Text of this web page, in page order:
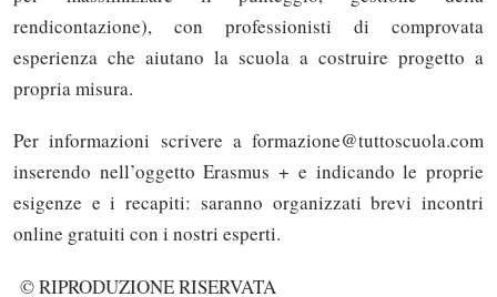
rendicontazione), con professionisti di comprovata
esperienza che aiutano la scuola a costruire progetto a
propria misura.
Per informazioni scrivere a formazione@tuttoscuola.com
inserendo nell’oggetto Erasmus + e indicando le proprie
esigenze e i recapiti: saranno organizzati brevi incontri
online gratuiti con i nostri esperti.
© RIPRODUZIONE RISERVATA